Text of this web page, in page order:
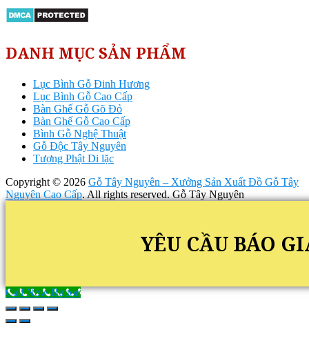
DANH MỤC SẢN PHẨM
Lục Bình Gỗ Đinh Hương
Lục Bình Gỗ Cao Cấp
Bàn Ghế Gỗ Gõ Đỏ
Bàn Ghế Gỗ Cao Cấp
Bình Gỗ Nghệ Thuật
Gỗ Độc Tây Nguyên
Tượng Phật Di lặc
Copyright © 2026 Gỗ Tây Nguyên – Xưởng Sản Xuất Đồ Gỗ Tây
Nguyên Cao Cấp. All rights reserved. Gỗ Tây Nguyên
YÊU CẦU BÁO
Call Now Button